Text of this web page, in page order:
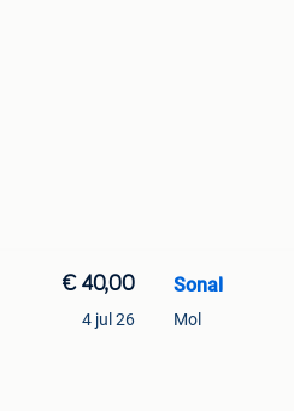
€ 40,00
4 jul 26
Sonal
Mol